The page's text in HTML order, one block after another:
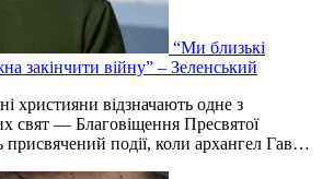
“Ми близькі
закінчити війну” – Зеленський
християни відзначають одне з
свят — Благовіщення Пресвятої
події, коли архангел Гав…